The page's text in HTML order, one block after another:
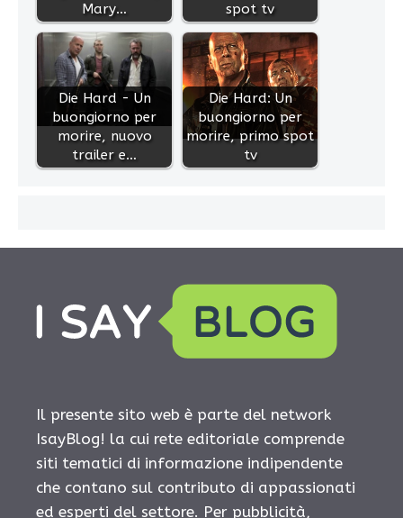
Mary…
spot tv
Die Hard - Un
buongiorno per
morire, nuovo
trailer e…
Die Hard: Un
buongiorno per
morire, primo spot
tv
Il presente sito web è parte del network
IsayBlog! la cui rete editoriale comprende
siti tematici di informazione indipendente
che contano sul contributo di appassionati
ed esperti del settore. Per pubblicità,